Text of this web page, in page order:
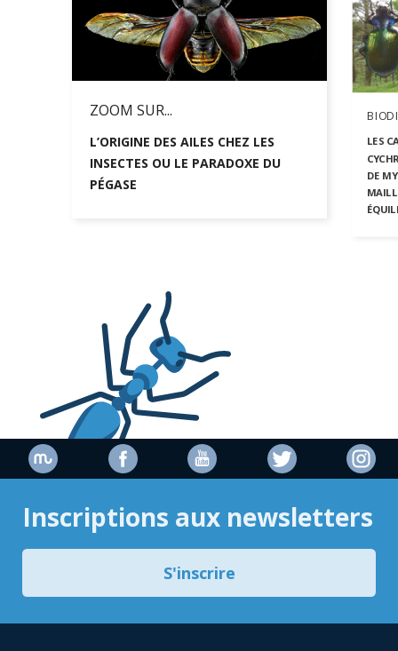
ZOOM SUR...
L’ORIGINE DES AILES CHEZ LES
INSECTES OU LE PARADOXE DU
PÉGASE
LES
DE
Inscriptions aux newsletters
S'inscrire